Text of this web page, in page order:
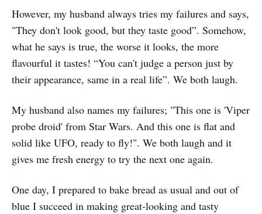
However, my husband always tries my failures and says,
"They don't look good, but they taste good”. Somehow,
what he says is true, the worse it looks, the more
flavourful it tastes! “You can't judge a person just by
their appearance, same in a real life”. We both laugh.
My husband also names my failures; "This one is 'Viper
probe droid' from Star Wars. And this one is flat and
solid like UFO, ready to fly!". We both laugh and it
gives me fresh energy to try the next one again.
One day, I prepared to bake bread as usual and out of
blue I succeed in making great-looking and tasty